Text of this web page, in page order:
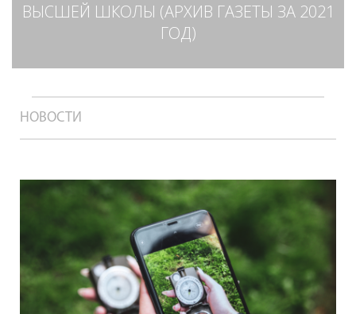
ВЫСШЕЙ ШКОЛЫ (АРХИВ ГАЗЕТЫ ЗА 2021
ГОД)
НОВОСТИ